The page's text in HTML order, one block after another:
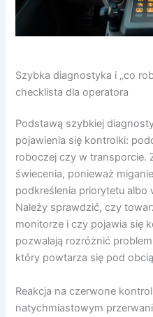
Szybka diagnostyka i „co
checklista dla operatora
Podstawą szybkiej
pojawienia się kontrolki:
roboczej czy w transporcie.
świecenia, ponieważ
podkreślenia priorytetu albo
Należy sprawdzić, czy
monitorze i czy pojawia się
pozwalają rozróżnić
który powtarza się pod
Reakcja na czerwone
natychmiastowym